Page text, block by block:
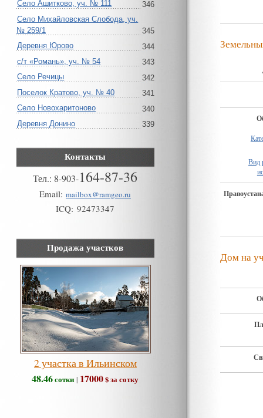
Село Ашитково, уч. № 111
346
Село Михайловская Слобода, уч.
№ 259/1
345
Деревня Юрово
344
с/т «Романь», уч. № 54
343
Село Речицы
342
Поселок Кратово, уч. № 40
341
Село Новохаритоново
340
Деревня Донино
339
Контакты
Тел.: 8-903-164-87-36
Email: mailbox@ramgeo.ru
ICQ: 92473347
Продажа участков
2 участка в Ильинском
48.46сотки | 17000$ за сотку
Вид
Дом на